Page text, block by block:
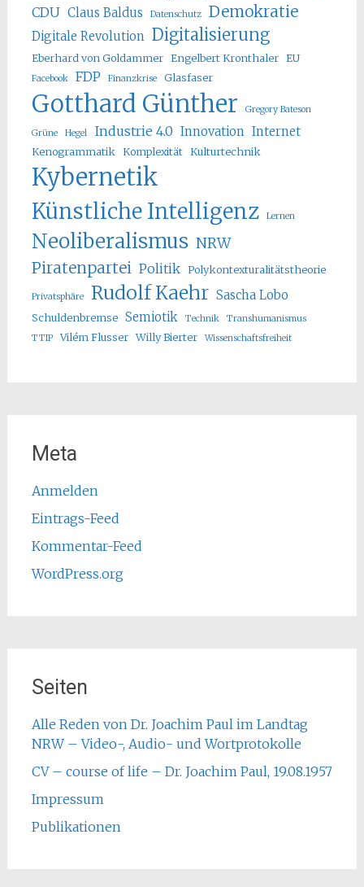
CDU Claus Baldus Datenschutz Demokratie
Digitale Revolution Digitalisierung
Eberhard von Goldammer Engelbert Kronthaler EU
Facebook FDP Finanzkrise Glasfaser
Gotthard Günther Gregory Bateson
Grüne Hegel Industrie 4.0 Innovation Internet
Kenogrammatik Komplexität Kulturtechnik
Kybernetik
Künstliche Intelligenz Lernen
Neoliberalismus NRW
Piratenpartei Politik Polykontexturalitätstheorie
Privatsphäre Rudolf Kaehr Sascha Lobo
Schuldenbremse Semiotik Technik
Transhumanismus
TTIP
Vilém Flusser Willy Bierter Wissenschaftsfreiheit
Meta
Anmelden
Eintrags-Feed
Kommentar-Feed
WordPress.org
Seiten
Alle Reden von Dr. Joachim Paul im Landtag
NRW – Video-, Audio- und Wortprotokolle
CV – course of life – Dr. Joachim Paul, 19.08.1957
Impressum
Publikationen